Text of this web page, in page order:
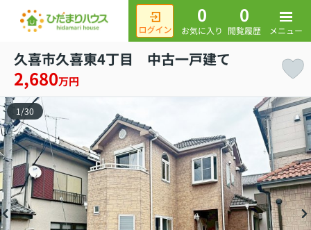
0
お気に入り
0
閲覧履歴 メニュー
久喜市久喜東4丁目 中古一戸建て
2,680万円
1 /30